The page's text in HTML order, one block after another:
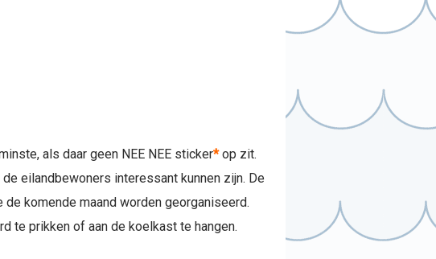
als daar geen NEE NEE sticker*op zit.
eilandbewoners interessant kunnen zijn. De
komende maand worden georganiseerd.
te prikken of aan de koelkast te hangen.